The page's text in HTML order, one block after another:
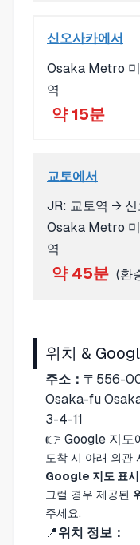
신오사카에서
Osaka Metro
역
약 15분
교토에서
JR: 교토역 → 신
Osaka Metro
역
약 45분 (환
위치 &
주소： 〒556-
Osaka-fu
3-4-11
👉 Google 지도
도착 시 아래 외관
Google 지도 표시
그럴 경우 제공된
주세요.
📍위치 정보：